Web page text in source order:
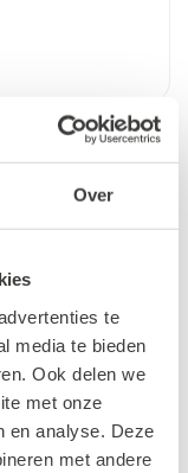
Over
te
media te bieden
Ook delen we
met onze
en analyse. Deze
met andere
je graag